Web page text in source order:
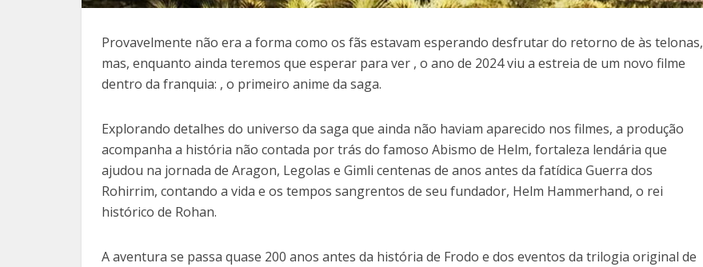
Provavelmente não era a forma como os fãs estavam esperando desfrutar do retorno de às telonas,
mas, enquanto ainda teremos que esperar para ver , o ano de 2024 viu a estreia de um novo filme
dentro da franquia: , o primeiro anime da saga.
Explorando detalhes do universo da saga que ainda não haviam aparecido nos filmes, a produção
acompanha a história não contada por trás do famoso Abismo de Helm, fortaleza lendária que
ajudou na jornada de Aragon, Legolas e Gimli centenas de anos antes da fatídica Guerra dos
Rohirrim, contando a vida e os tempos sangrentos de seu fundador, Helm Hammerhand, o rei
histórico de Rohan.
A aventura se passa quase 200 anos antes da história de Frodo e dos eventos da trilogia original de